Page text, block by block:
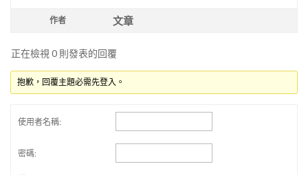
作者 文章
正在檢視 0 則發表的回覆
抱歉，回覆主題必需先登入。
使用者名稱:
密碼: